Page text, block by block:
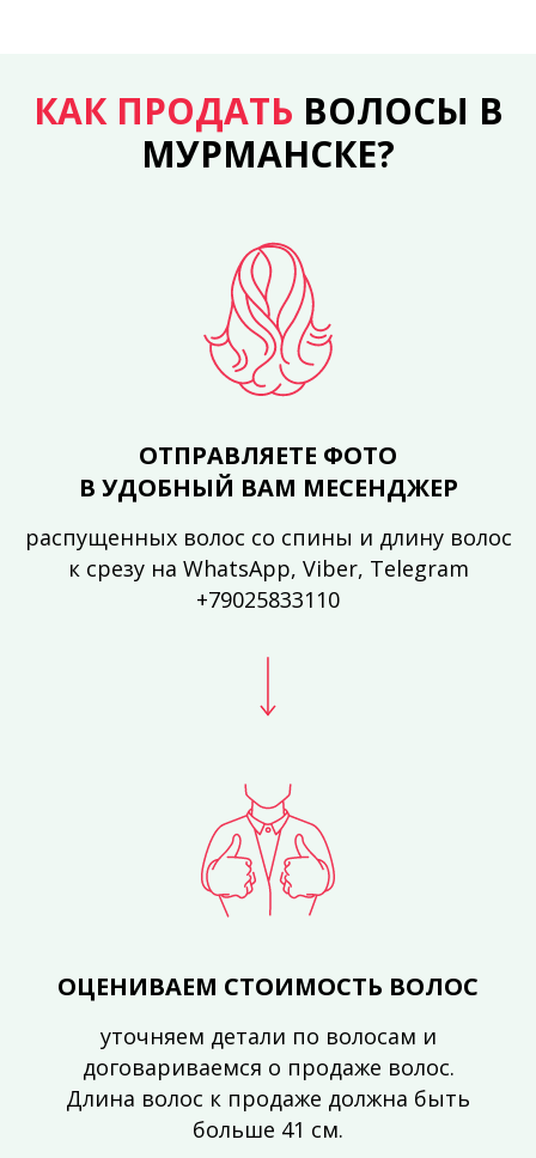
КАК ПРОДАТЬ ВОЛОСЫ В
МУРМАНСКЕ?
ОТПРАВЛЯЕТЕ ФОТО
В УДОБНЫЙ ВАМ МЕСЕНДЖЕР
распущенных волос со спины и длину волос
к срезу на WhatsApp, Viber, Telegram
+79025833110
ОЦЕНИВАЕМ СТОИМОСТЬ ВОЛОС
уточняем детали по волосам и
договариваемся о продаже волос.
Длина волос к продаже должна быть
больше 41 см.